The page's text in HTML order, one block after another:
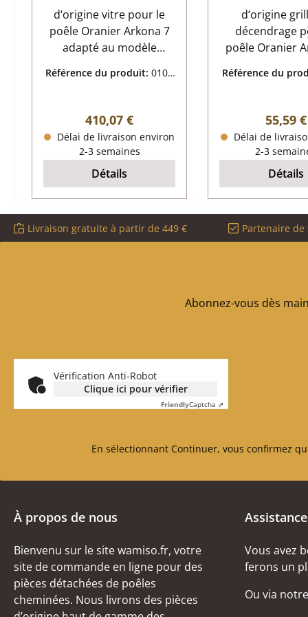
d‘origine vitre pour le
poêle Oranier Arkona 7
adapté au modèle
série 8166 (voir le mode
signalétique) Oranier
Arkona 7 vitre données
clés: vitrocéramique
dimensions (la/lo/ha) 248
mm x 545 mm x 4 mm
longueur de l'arc 389
mm matériau verre
forme incurvé
thermorésistant
Référence du produit:0100
Prix régulier :
410,07 €
Délai de livraison environ
2-3 semaines
Détails
d‘origine
décendrage
poêle Oranier
de décendrage
dimensions (la/
mm x 135 mm x
matériau
Référence du
Prix
55,59 €
Délai de
2-3
Détails
Livraison gratuite à partir de 449 € Partenaire
Abonnez-vous dès
Vérification Anti-Robot
Clique ici pour vérifier
FriendlyCaptcha ⇗
En sélectionnant Continuer, vous confirmez
À propos de nous
Bienvenu sur le site wamiso.fr, votre
site de commande en ligne pour des
pièces détachées de poêles
cheminées. Nous livrons des pièces
Vous avez
ferons un
Ou via notre